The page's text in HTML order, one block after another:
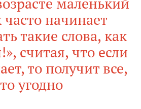
часто начинает
такие слова, как
считая, что если
то получит все,
угодно